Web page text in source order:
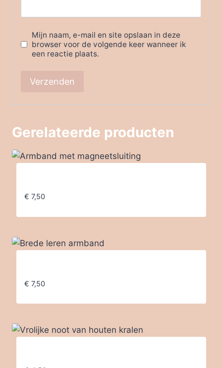
Mijn naam, e-mail en site opslaan in deze
browser voor de volgende keer wanneer ik
een reactie plaats.
Gerelateerde producten
€ 7,50
€ 7,50